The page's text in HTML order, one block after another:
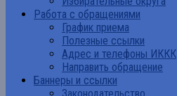
Работа с обращениями
График приема
Полезные ссылки
Адрес и телефоны ИККК
Направить обращение
Баннеры и ссылки